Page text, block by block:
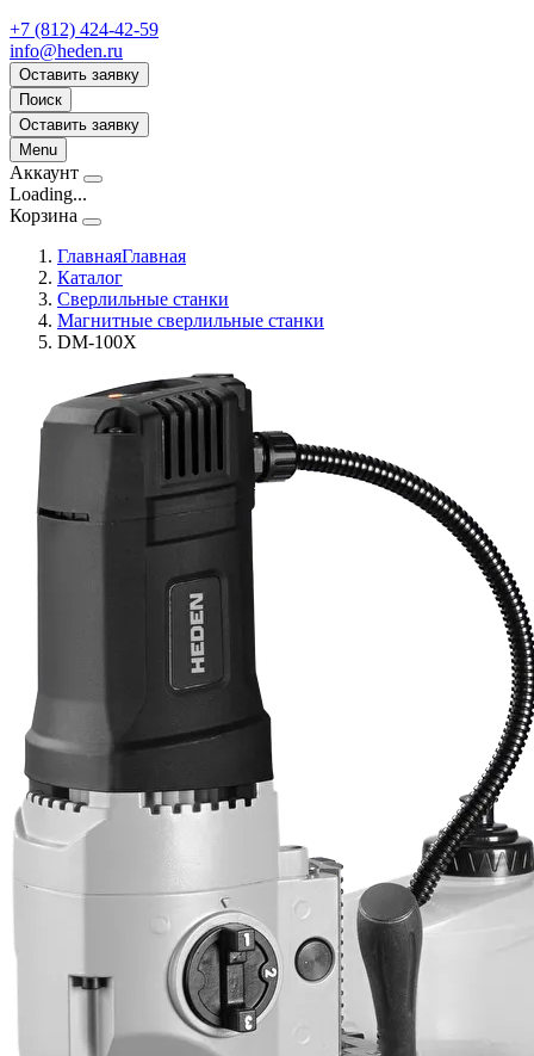
+7 (812) 424-42-59
info@heden.ru
Оставить заявку
Поиск
Оставить заявку
Menu
Аккаунт
Loading...
Корзина
ГлавнаяГлавная
Каталог
Сверлильные станки
Магнитные сверлильные станки
DM-100X